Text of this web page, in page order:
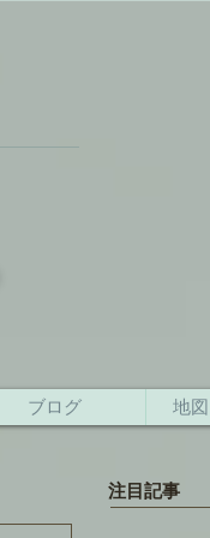
ブログ 地
注目記事